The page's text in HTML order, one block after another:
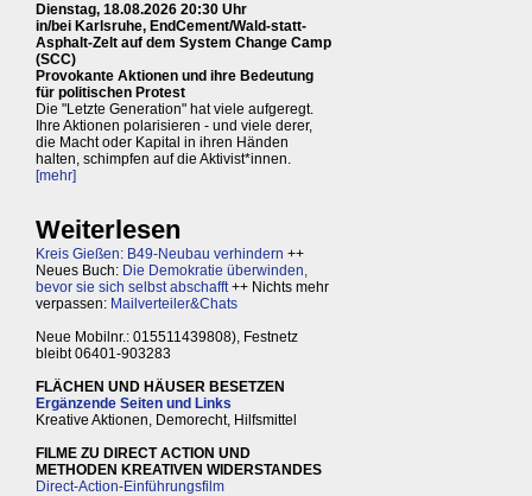
Dienstag, 18.08.2026 20:30 Uhr
in/bei Karlsruhe, EndCement/Wald-statt-
Asphalt-Zelt auf dem System Change Camp
(SCC)
Provokante Aktionen und ihre Bedeutung
für politischen Protest
Die "Letzte Generation" hat viele aufgeregt.
Ihre Aktionen polarisieren - und viele derer,
die Macht oder Kapital in ihren Händen
halten, schimpfen auf die Aktivist*innen.
[mehr]
Weiterlesen
Kreis Gießen: B49-Neubau verhindern ++
Neues Buch: Die Demokratie überwinden,
bevor sie sich selbst abschafft++ Nichts mehr
verpassen: Mailverteiler&Chats
Neue Mobilnr.: 015511439808), Festnetz
bleibt 06401-903283
FLÄCHEN UND HÄUSER BESETZEN
Ergänzende Seiten und Links
Kreative Aktionen, Demorecht, Hilfsmittel
FILME ZU DIRECT ACTION UND
METHODEN KREATIVEN WIDERSTANDES
Direct-Action-Einführungsfilm